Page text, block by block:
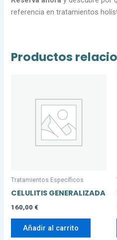
referencia en tratamientos
Productos
Tratamientos Específicos
CELULITIS GENERALIZADA
160,00 €
Añadir al carrito